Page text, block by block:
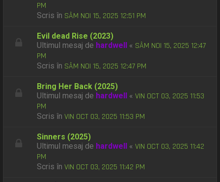
PM
Scris în SÂM NOI 15, 2025 12:51 PM
Evil dead Rise (2023)
Ultimul mesaj de hardwell « SÂM NOI 15, 2025 12:47
PM
Scris în SÂM NOI 15, 2025 12:47 PM
Bring Her Back (2025)
Ultimul mesaj de hardwell «VIN OCT 03, 2025 11:53
PM
Scris înVIN OCT 03, 2025 11:53 PM
Sinners (2025)
Ultimul mesaj de hardwell «VIN OCT 03, 2025 11:42
PM
Scris înVIN OCT 03, 2025 11:42 PM